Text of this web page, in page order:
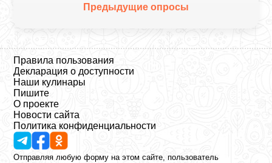
Предыдущие опросы
Правила пользования
Декларация о доступности
Наши кулинары
Пишите
О проекте
Новости сайта
Политика конфиденциальности
Отправляя любую форму на этом сайте, пользователь